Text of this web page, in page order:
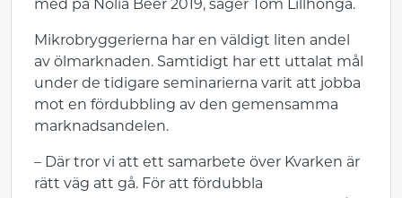
med på Nolia Beer 2019, säger Tom Lillhonga.
Mikrobryggerierna har en väldigt liten andel
av ölmarknaden. Samtidigt har ett uttalat mål
under de tidigare seminarierna varit att jobba
mot en fördubbling av den gemensamma
marknadsandelen.
– Där tror vi att ett samarbete över Kvarken är
rätt väg att gå. För att fördubbla